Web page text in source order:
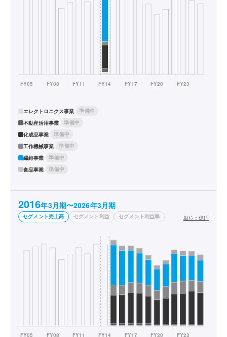
エレクトロニクス事業
準備中
不動産活用事業
準備中
化成品事業
準備中
工作機械事業
準備中
繊維事業
準備中
食品事業
準備中
2016年3月期〜2026年3月期
セグメント売上高 セグメント利益 セグメント利益率 単位： 億円